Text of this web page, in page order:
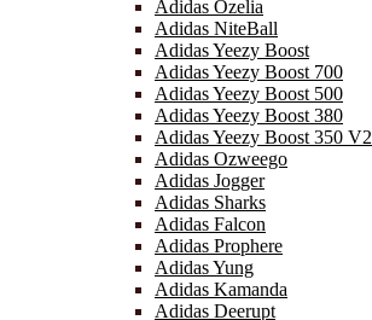
Adidas Ozelia
Adidas NiteBall
Adidas Yeezy Boost
Adidas Yeezy Boost 700
Adidas Yeezy Boost 500
Adidas Yeezy Boost 380
Adidas Yeezy Boost 350 V2
Adidas Ozweego
Adidas Jogger
Adidas Sharks
Adidas Falcon
Adidas Prophere
Adidas Yung
Adidas Kamanda
Adidas Deerupt